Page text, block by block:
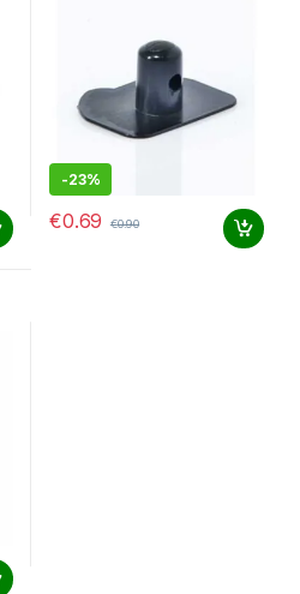
-23%
€0.69 €0.90